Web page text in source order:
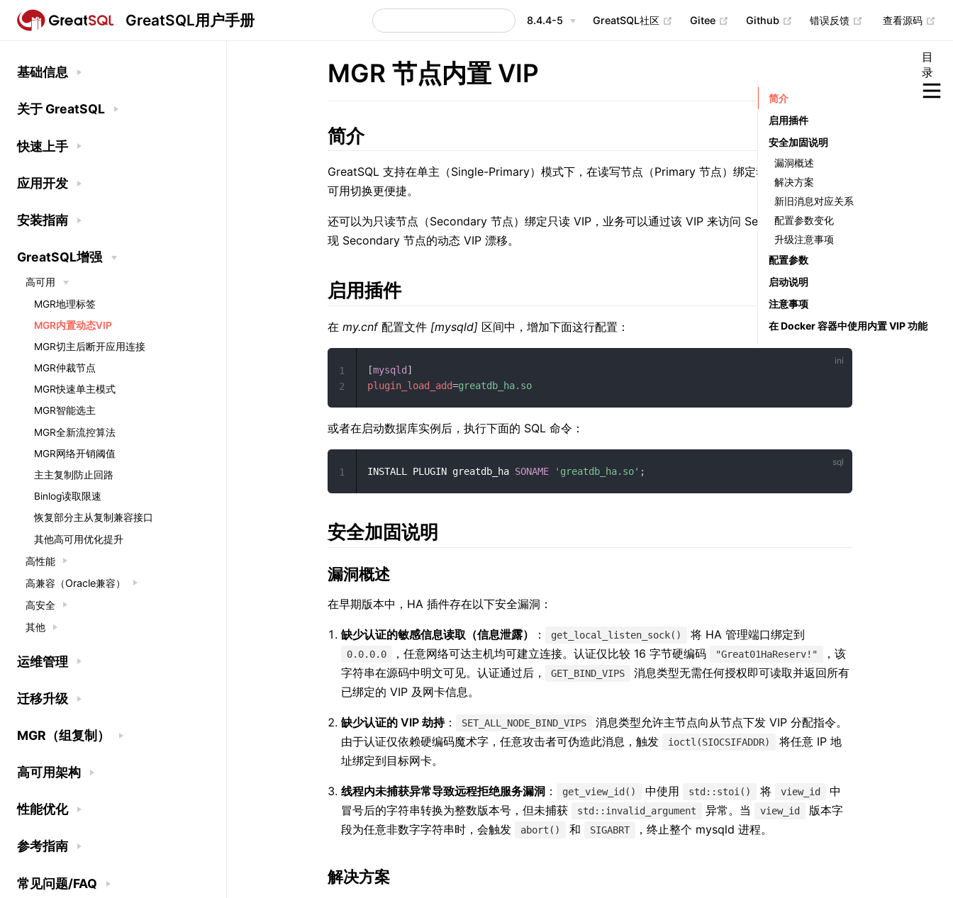
GreatSQL用户手册 8.4.4-5 GreatSQL社区 (opens new window)
Gitee (opens new window)
Github (opens new window)
错误反馈 (opens new
查看源码
基础信息
关于 GreatSQL
快速上手
应用开发
安装指南
GreatSQL增强
高可用
MGR地理标签
MGR内置动态VIP
MGR切主后断开应用连接
MGR仲裁节点
MGR快速单主模式
MGR智能选主
MGR全新流控算法
MGR网络开销阈值
主主复制防止回路
Binlog读取限速
恢复部分主从复制兼容接口
其他高可用优化提升
高性能
高兼容（Oracle兼容）
高安全
其他
运维管理
迁移升级
MGR（组复制）
高可用架构
性能优化
参考指南
常见问题/FAQ
MGR 节点内置 VIP
简介
GreatSQL 支持在单主（Single-Primary）模式下，在读写节点（Primary 节点）绑定动态 VIP，使得高
可用切换更便捷。
还可以为只读节点（Secondary 节点）绑定只读 VIP，业务可以通过该 VIP 来访问 Secondary 节点，实
现 Secondary 节点的动态 VIP 漂移。
启用插件
在 my.cnf配置文件 [mysqld] 区间中，增加下面这行配置：
[mysqld ]
plugin_load_add=greatdb_ha.so
1
2
或者在启动数据库实例后，执行下面的 SQL 命令：
INSTALL PLUGIN greatdb_ha SONAME 'greatdb_ha.so' ;
1
安全加固说明
漏洞概述
在早期版本中，HA 插件存在以下安全漏洞：
缺少认证的敏感信息读取（信息泄露） ： get_local_listen_sock() 将 HA 管理端口绑定到
0.0.0.0 ，任意网络可达主机均可建立连接。认证仅比较 16 字节硬编码 "Great01HaReserv!"
，该
字符串在源码中明文可见。认证通过后，
GET_BIND_VIPS
消息类型无需任何授权即可读取并返回所有
已绑定的 VIP 及网卡信息。
缺少认证的 VIP 劫持： SET_ALL_NODE_BIND_VIPS
消息类型允许主节点向从节点下发 VIP 分配指令。
由于认证仅依赖硬编码魔术字，任意攻击者可伪造此消息，触发
ioctl(SIOCSIFADDR)
将任意 IP 地
址绑定到目标网卡。
线程内未捕获异常导致远程拒绝服务漏洞 ： get_view_id() 中使用 std::stoi() 将 view_id
中
冒号后的字符串转换为整数版本号，但未捕获
std::invalid_argument 异常。当 view_id
版本字
段为任意非数字字符串时，会触发
abort() 和 SIGABRT ，终止整个 mysqld 进程。
解决方案
目
录
简介
启用插件
安全加固说明
漏洞概述
解决方案
新旧消息对应关系
配置参数变化
升级注意事项
配置参数
启动说明
注意事项
在 Docker 容器中使用内置 VIP 功能